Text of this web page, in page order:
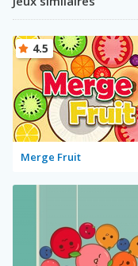
Merge Fruit
4.5